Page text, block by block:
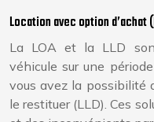
Location avec option d’achat
La LOA et la LLD
véhicule sur une
vous avez la possibilité
le restituer (LLD). Ces